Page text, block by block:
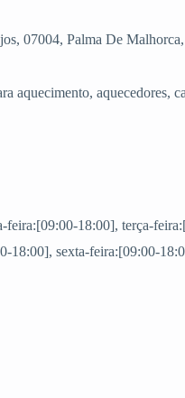
07004, Palma De Malhorca,
aquecimento, aquecedores,
feira:[09:00-18:00], terça-
18:00], sexta-feira:[09:00-